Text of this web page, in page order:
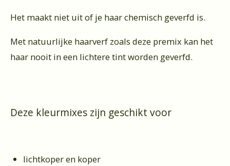
Het maakt niet uit of je haar chemisch geverfd is.
Met natuurlijke haarverf zoals deze premix kan het
haar nooit in een lichtere tint worden geverfd.
Deze kleurmixes zijn geschikt voor
lichtkoper en koper